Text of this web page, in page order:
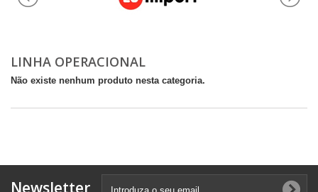
LINHA OPERACIONAL
Não existe nenhum produto nesta categoria.
Newsletter